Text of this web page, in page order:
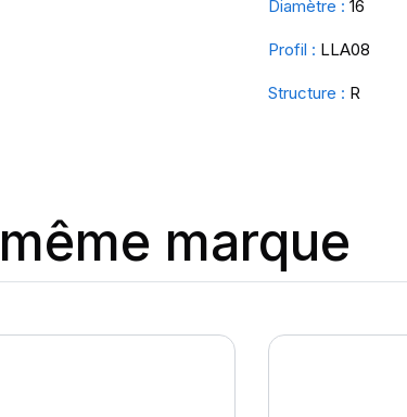
Diamètre : 16
Profil : LLA08
Structure : R
marque